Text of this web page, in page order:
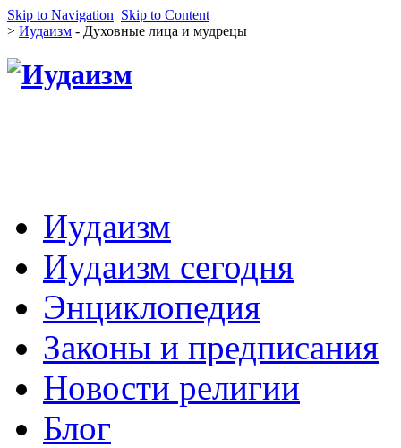
Skip to Navigation Skip to Content
> Иудаизм - Духовные лица и мудрецы
Иудаизм
Иудаизм сегодня
Энциклопедия
Законы и предписания
Новости религии
Блог